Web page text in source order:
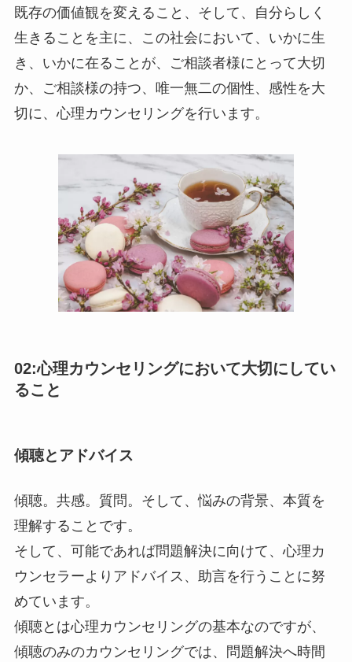
既存の価値観を変えること、そして、自分らしく
生きることを主に、この社会において、いかに生
き、いかに在ることが、ご相談者様にとって大切
か、ご相談様の持つ、唯一無二の個性、感性を大
切に、心理カウンセリングを行います。
02:心理カウンセリングにおいて大切にしてい
ること
傾聴とアドバイス
傾聴。共感。質問。そして、悩みの背景、本質を
理解することです。
そして、可能であれば問題解決に向けて、心理カ
ウンセラーよりアドバイス、助言を行うことに努
めています。
傾聴とは心理カウンセリングの基本なのですが、
傾聴のみのカウンセリングでは、問題解決へ時間